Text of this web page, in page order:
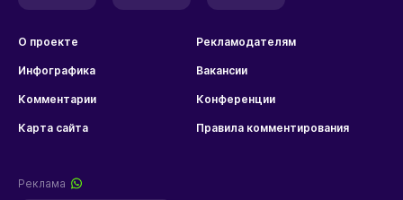
О проекте Рекламодателям
Инфографика Вакансии
Комментарии Конференции
Карта сайта Правила комментирования
Реклама